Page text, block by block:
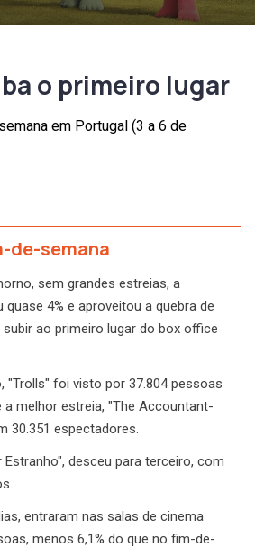
o primeiro lugar
em Portugal (3 a 6 de
de-semana
sem grandes estreias, a
4% e aproveitou a quebra de
ao primeiro lugar do box office
"Trolls" foi visto por 37.804 pessoas
melhor estreia, "The Accountant-
30.351 espectadores.
Estranho", desceu para terceiro, com
entraram nas salas de cinema
menos 6,1% do que no fim-de-